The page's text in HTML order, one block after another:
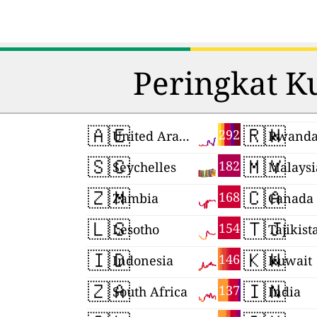
Peringkat
🇦🇪 292
United Arab Emirates
🇸🇨 182
Seychelles
🇿🇲 168
Zambia
🇱🇸 154
Lesotho
🇮🇩 146
Indonesia
🇿🇦 137
South Africa
🇷🇼
🇲🇾
🇨🇦Canada
🇹🇯
🇰🇼Kuwait
🇮🇳India